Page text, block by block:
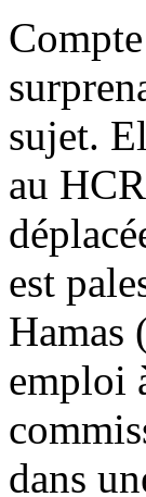
sujet.
au
est
Hamas
emploi
dans